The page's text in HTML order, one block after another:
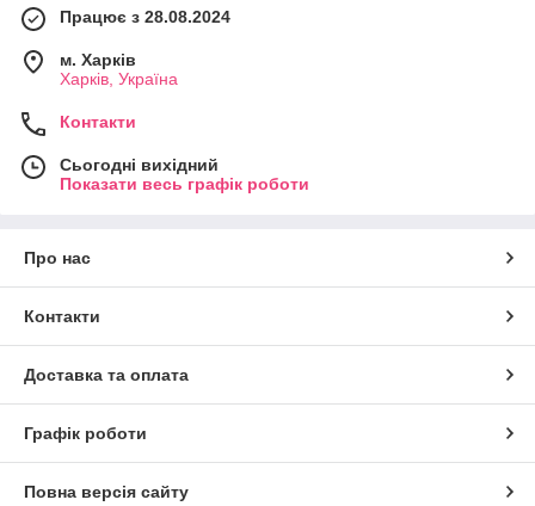
Працює з 28.08.2024
м. Харків
Харків, Україна
Контакти
Сьогодні вихідний
Показати весь графік роботи
Про нас
Контакти
Доставка та оплата
Графік роботи
Повна версія сайту